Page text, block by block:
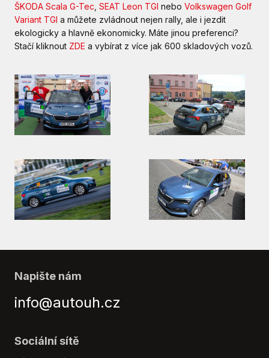
ŠKODA Scala G-Tec SEAT Leon TGI nebo Volkswagen Golf
Variant TGI a můžete zvládnout nejen rally, ale i jezdit
ekologicky a hlavně ekonomicky. Máte jinou preferenci?
Stačí kliknout ZDE a vybírat z více jak 600 skladových vozů.
Napište nám
info@autouh.cz
Sociální sítě